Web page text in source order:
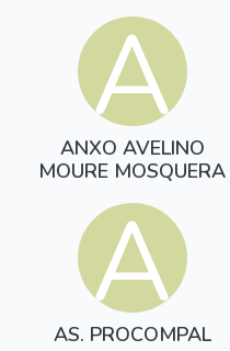
A
ANXO AVELINO
MOURE MOSQUERA
A
AS. PROCOMPAL